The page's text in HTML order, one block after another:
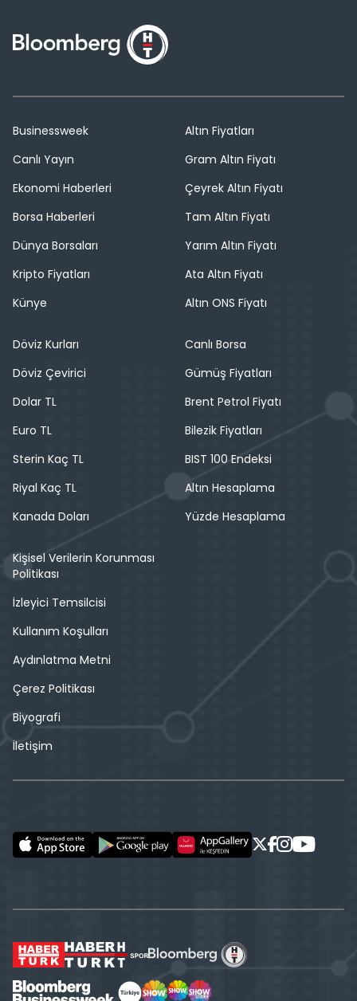
Businessweek
Canlı Yayın
Ekonomi Haberleri
Borsa Haberleri
Dünya Borsaları
Kripto Fiyatları
Künye
Altın Fiyatları
Gram Altın Fiyatı
Çeyrek Altın Fiyatı
Tam Altın Fiyatı
Yarım Altın Fiyatı
Ata Altın Fiyatı
Altın ONS Fiyatı
Döviz Kurları
Döviz Çevirici
Dolar TL
Euro TL
Sterin Kaç TL
Riyal Kaç TL
Kanada Doları
Canlı Borsa
Gümüş Fiyatları
Brent Petrol Fiyatı
Bilezik Fiyatları
BIST 100 Endeksi
Altın Hesaplama
Yüzde Hesaplama
Kişisel Verilerin Korunması
Politikası
İzleyici Temsilcisi
Kullanım Koşulları
Aydınlatma Metni
Çerez Politikası
Biyografi
İletişim